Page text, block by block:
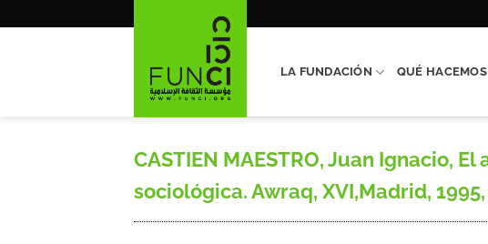
LA FUNDACIÓN QUÉ HACEMOS
CASTIEN MAESTRO, Juan Ignacio,
sociológica. Awraq, XVI,Madrid, 1995,